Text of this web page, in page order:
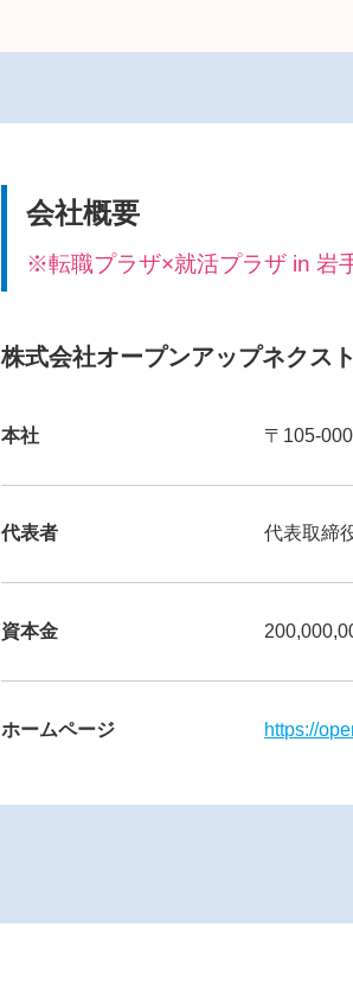
会社概要
※転職プラザ×就活プラザ in 岩
株式会社オープンアップネクス
本社 〒105-
代表者 代表取締
資本金
ホームページ https://